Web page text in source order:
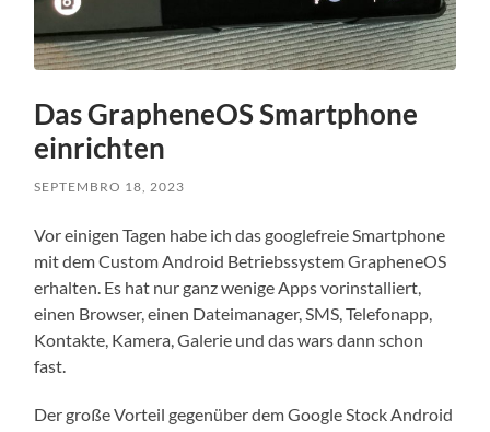
Das GrapheneOS Smartphone
einrichten
SEPTEMBRO 18, 2023
Vor einigen Tagen habe ich das googlefreie Smartphone
mit dem Custom Android Betriebssystem GrapheneOS
erhalten. Es hat nur ganz wenige Apps vorinstalliert,
einen Browser, einen Dateimanager, SMS, Telefonapp,
Kontakte, Kamera, Galerie und das wars dann schon
fast.
Der große Vorteil gegenüber dem Google Stock Android